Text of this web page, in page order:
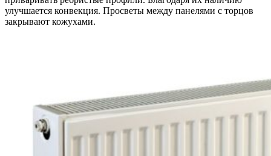
улучшается конвекция. Просветы между панелями с торцов
закрывают кожухами.